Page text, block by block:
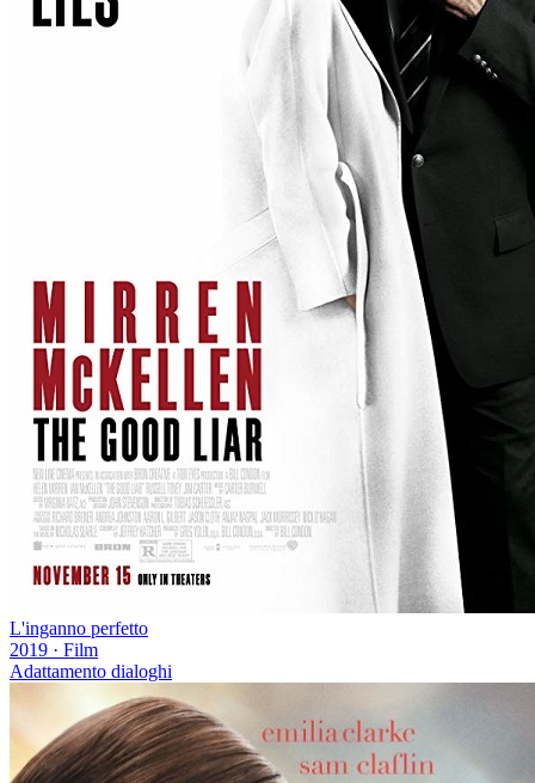
L'inganno perfetto
2019 · Film
Adattamento dialoghi